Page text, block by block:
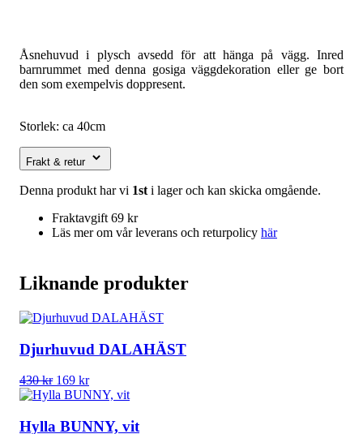
Åsnehuvud i plysch avsedd för att hänga på vägg. Inred
barnrummet med denna gosiga väggdekoration eller ge bort
den som exempelvis doppresent.
Storlek: ca 40cm
Frakt & retur
Denna produkt har vi 1st i lager och kan skicka omgående.
Fraktavgift 69 kr
Läs mer om vår leverans och returpolicy här
Liknande produkter
Djurhuvud DALAHÄST
430kr Det
ursprungliga
var:
169 krDet
nuvarande
är:
Hylla BUNNY, vit